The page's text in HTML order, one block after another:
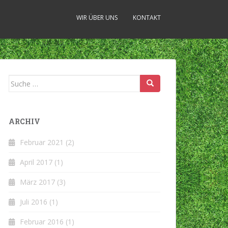
WIR ÜBER UNS KONTAKT
Suche
ARCHIV
Februar 2021 (2)
April 2017 (1)
März 2017 (3)
Juli 2016 (1)
Februar 2016 (1)